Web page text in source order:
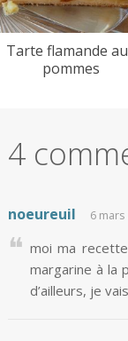
Tarte flamande
pommes
4
noeureuil 6 mars
moi ma
margarine à la
d’ailleurs, je